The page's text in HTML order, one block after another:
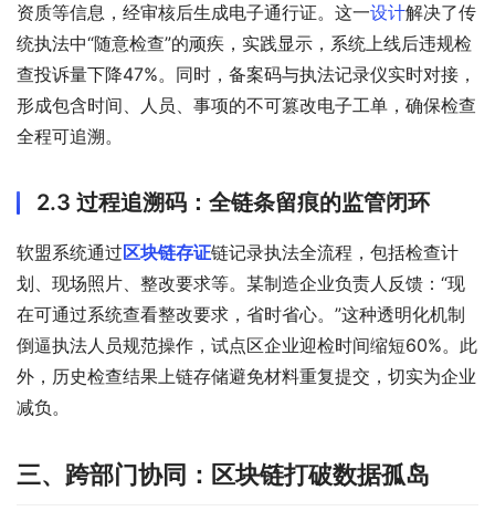
资质等信息，经审核后生成电子通行证。这一设计解决了传
统执法中“随意检查”的顽疾，实践显示，系统上线后违规检
查投诉量下降47%。同时，备案码与执法记录仪实时对接，
形成包含时间、人员、事项的不可篡改电子工单，确保检查
全程可追溯。
2.3 过程追溯码：全链条留痕的监管闭环
软盟系统通过区块链存证链记录执法全流程，包括检查计
划、现场照片、整改要求等。某制造企业负责人反馈：“现
在可通过系统查看整改要求，省时省心。”这种透明化机制
倒逼执法人员规范操作，试点区企业迎检时间缩短60%。此
外，历史检查结果上链存储避免材料重复提交，切实为企业
减负。
三、跨部门协同：区块链打破数据孤岛